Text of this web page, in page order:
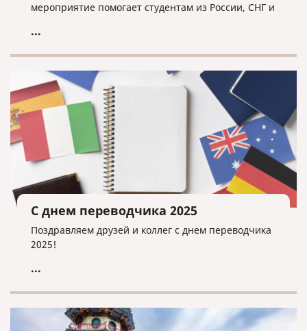
мероприятие помогает студентам из России, СНГ и
высшего образования.
...
С днем переводчика 2025
Поздравляем друзей и коллег с днем переводчика
2025!
...